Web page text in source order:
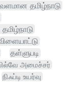
தமிழ்நாடு
தள்ளுபடி
அமைச்சர்
நிஃப்டி உயர்வு